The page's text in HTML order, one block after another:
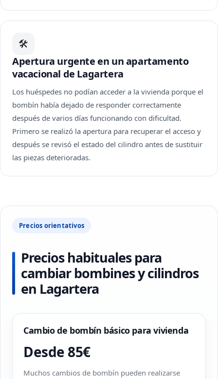
🛠
Apertura urgente en un apartamento
vacacional de Lagartera
Los huéspedes no podían acceder a la vivienda porque el
bombín había dejado de responder correctamente
después de varios días funcionando con dificultad.
Primero se realizó la apertura para recuperar el acceso y
después se revisó el estado del cilindro antes de sustituir
las piezas deterioradas.
Precios orientativos
Precios habituales para
cambiar bombines y cilindros
en Lagartera
Cambio de bombín básico para vivienda
Desde 85€
Muchos cambios de bombín pueden realizarse